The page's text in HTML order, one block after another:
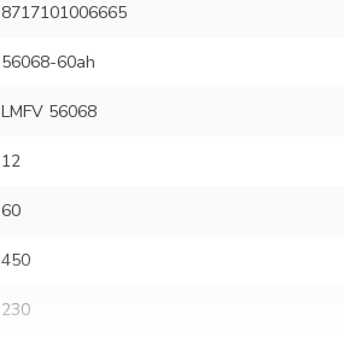
8717101006665
56068-60ah
LMFV 56068
12
60
450
230